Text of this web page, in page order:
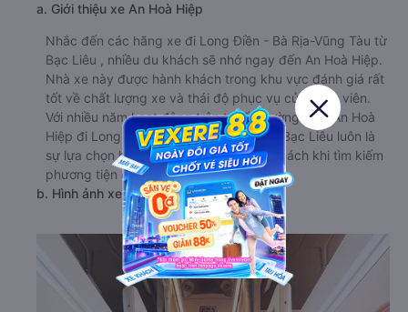
a. Giới thiệu xe An Hoà Hiệp
Nhắc đến các hãng xe đi Long Điền - Bà Rịa-Vũng Tàu từ
Bạc Liêu , nhiều du khách sẽ nhớ ngay đến An Hoà Hiệp.
Nhà xe này được hành khách trong khu vực đánh giá rất
tốt về chất lượng xe và thái độ phục vụ của nhân viên.
Với nhiều năm hoạt động trên tuyến đường này, An Hoà
Hiệp đi Long Điền - Bà Rịa-Vũng Tàu từ Bạc Liêu luôn là
sự lựa chọn hàng đầu của nhiều hành khách khi tìm kiếm
phương tiện di chuyển.
b. Hình ảnh xe An Hoà Hiệp